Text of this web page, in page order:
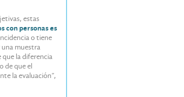
estas
con personas es
o tiene
una muestra
la diferencia
de que el
la evaluación”,